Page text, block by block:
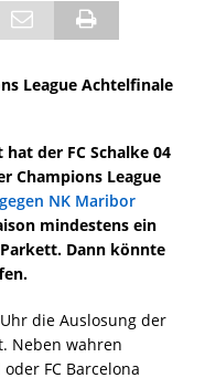
der FC Schalke 04
Champions League
NK Maribor
mindestens ein
Dann könnte
die Auslosung der
Neben wahren
FC Barcelona